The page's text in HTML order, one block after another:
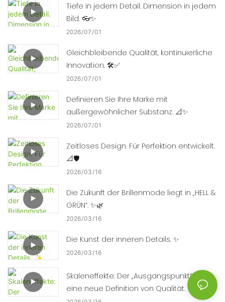
Tiefe in jedem Detail. Dimension in jedem
Bild. 👓✨
2026 07 01
Gleichbleibende Qualität, kontinuierliche
Innovation. 🛠️✅
2026 07 01
Definieren Sie Ihre Marke mit
außergewöhnlicher Substanz. 📐✨
2026 07 01
Zeitloses Design. Für Perfektion entwickelt.
📐🛡️
2026 03 16
Die Zukunft der Brillenmode liegt in „HELL &
GRÜN“. ✨🌿
2026 03 16
Die Kunst der inneren Details. ✨
2026 03 16
Skaleneffekte: Der „Ausgangspunkt“ für
eine neue Definition von Qualität. ⚡⚙️